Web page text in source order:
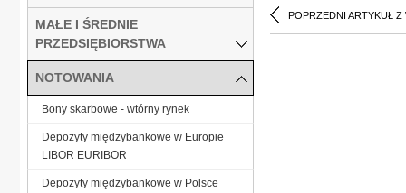
POPRZEDNI ARTYKUŁ Z
MAŁE I ŚREDNIE
PRZEDSIĘBIORSTWA
NOTOWANIA
Bony skarbowe - wtórny rynek
Depozyty międzybankowe w Europie
LIBOR EURIBOR
Depozyty międzybankowe w Polsce